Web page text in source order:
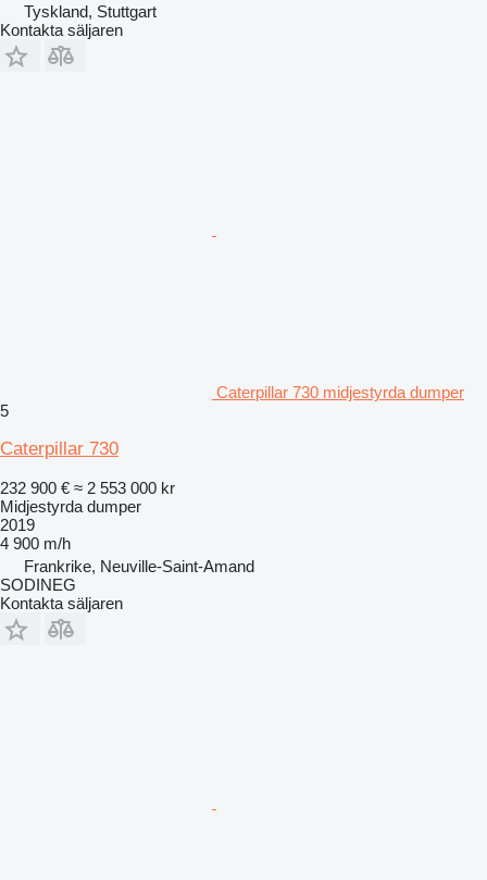
Tyskland, Stuttgart
Kontakta säljaren
Caterpillar 730 midjestyrda dumper
5
Caterpillar 730
232 900 € ≈ 2 553 000 kr
Midjestyrda dumper
2019
4 900 m/h
Frankrike, Neuville-Saint-Amand
SODINEG
Kontakta säljaren